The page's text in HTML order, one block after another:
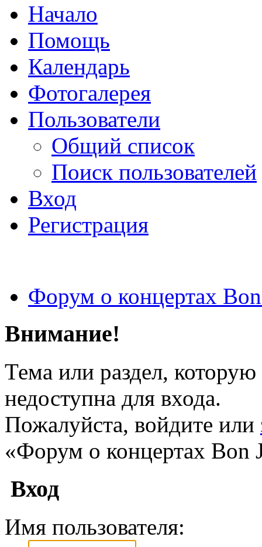
Начало
Помощь
Календарь
Фотогалерея
Пользователи
Общий список
Поиск пользователей
Вход
Регистрация
Форум о концертах
Внимание!
Тема или раздел,
недоступна для входа.
Пожалуйста, войдите или
«Форум о концертах Bon
Вход
Имя пользователя: